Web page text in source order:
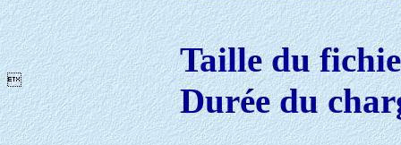

Taille du
Durée du